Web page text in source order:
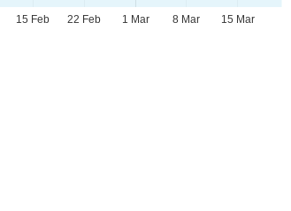
1 Mar
15 Feb 22 Feb 8 Mar 15 Mar